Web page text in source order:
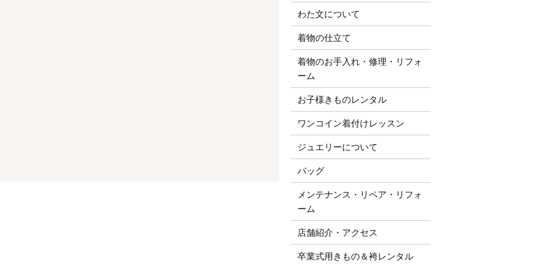
わた文について
着物の仕立て
着物のお手入れ・修理・リフォ
ーム
お子様きものレンタル
ワンコイン着付けレッスン
ジュエリーについて
バッグ
メンテナンス・リペア・リフォ
ーム
店舗紹介・アクセス
卒業式用きもの＆袴レンタル